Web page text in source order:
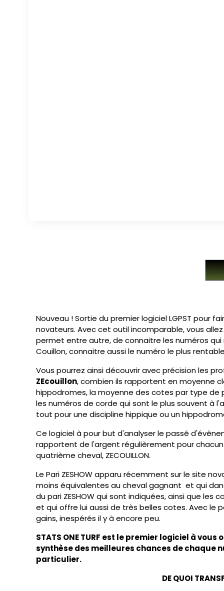
Nouveau ! Sortie du premier logiciel LGPST pour
novateurs. Avec cet outil incomparable, vous
permet entre autre, de connaitre les numéros qui
Couillon, connaitre aussi le numéro le plus
Vous pourrez ainsi découvrir avec précision les
ZEcouillon, combien ils rapportent en moyenne
hippodromes, la moyenne des cotes par type de
les numéros de corde qui sont le plus souvent à
tout pour une discipline hippique ou un
Ce logiciel à pour but d'analyser le passé
rapportent de l'argent régulièrement pour chacun
quatrième cheval, ZECOUILLON.
Le Pari ZESHOW apparu récemment sur le site
moins équivalentes au cheval gagnant et qui
du pari ZESHOW qui sont indiquées, ainsi que les
et qui offre lui aussi de très belles cotes. Avec le
gains, inespérés il y à encore peu.
STATS ONE TURF est le premier logiciel à
synthèse des meilleures chances de chaque
particulier.
DE QUOI